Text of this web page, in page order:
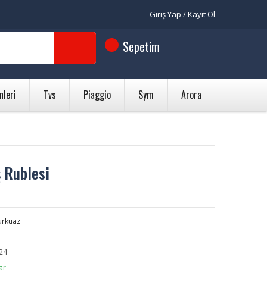
Giriş Yap / Kayıt Ol
Sepetim
Tvs Piaggio Sym Arora
Rublesi